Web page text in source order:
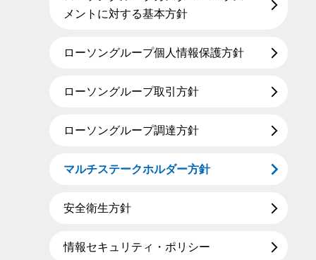
メントに対する基本方針
ローソングループ個人情報保護方針
ローソングループ取引方針
ローソングループ調達方針
マルチステークホルダー方針
安全衛生方針
情報セキュリティ・ポリシー